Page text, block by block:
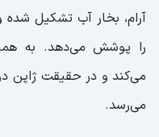
آرام، بخار آب تشکیل شده
را پوشش می‌دهد. به
می‌کند و در حقیقت ژاپن
می‌رسد.